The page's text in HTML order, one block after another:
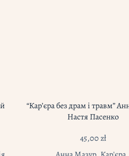
“Кар’єра без драм і травм”
Настя Пасенко
45,00zł